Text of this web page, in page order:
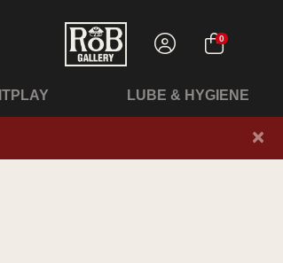
0
LUBE & HYGIENE
×